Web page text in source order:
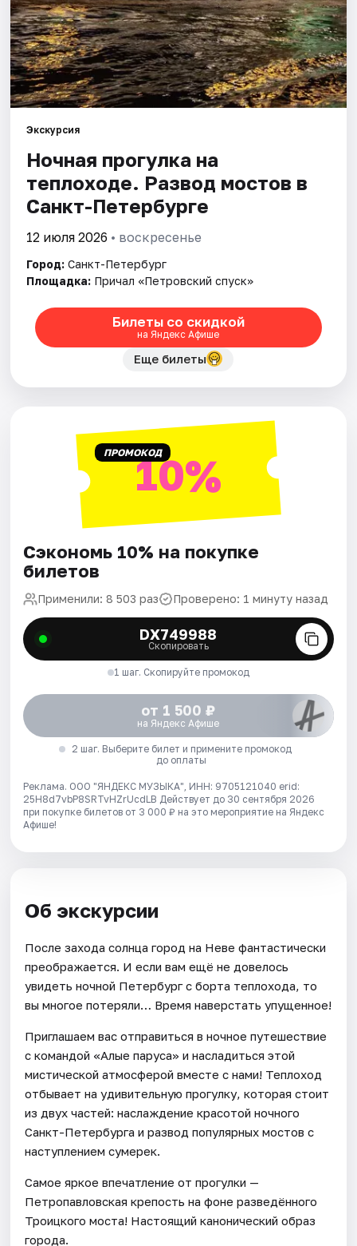
Экскурсия
Ночная прогулка на
теплоходе. Развод мостов в
Санкт-Петербурге
12 июля 2026 • воскресенье
Город: Санкт-Петербург
Площадка: Причал «Петровский спуск»
Билеты со скидкой
на Яндекс Афише
Еще билеты
ПРОМОКОД10%
Сэкономь 10% на покупке
билетов
Применили: 8 503 раз Проверено: 1 минуту назад
DX749988
Скопировать
1 шаг. Скопируйте промокод
от 1 500 ₽
на Яндекс Афише
2 шаг. Выберите билет и примените промокод
до оплаты
Реклама. ООО "ЯНДЕКС МУЗЫКА", ИНН: 9705121040 erid:
25H8d7vbP8SRTvHZrUcdLB Действует до 30 сентября 2026
при покупке билетов от 3 000 ₽ на это мероприятие на Яндекс
Афише!
Об экскурсии
После захода солнца город на Неве фантастически
преображается. И если вам ещё не довелось
увидеть ночной Петербург с борта теплохода, то
вы многое потеряли… Время наверстать упущенное!
Приглашаем вас отправиться в ночное путешествие
с командой «Алые паруса» и насладиться этой
мистической атмосферой вместе с нами! Теплоход
отбывает на удивительную прогулку, которая стоит
из двух частей: наслаждение красотой ночного
Санкт-Петербурга и развод популярных мостов с
наступлением сумерек.
Самое яркое впечатление от прогулки —
Петропавловская крепость на фоне разведённого
Троицкого моста! Настоящий канонический образ
города.